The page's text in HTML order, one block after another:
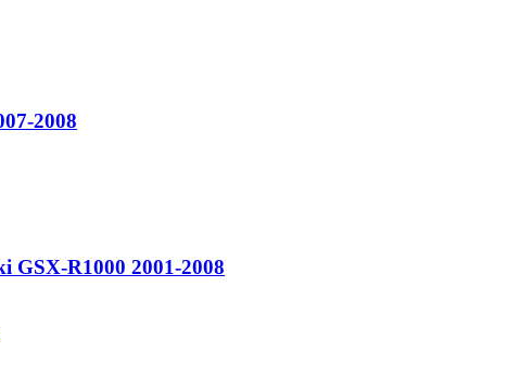
2008
R1000 2001-2008